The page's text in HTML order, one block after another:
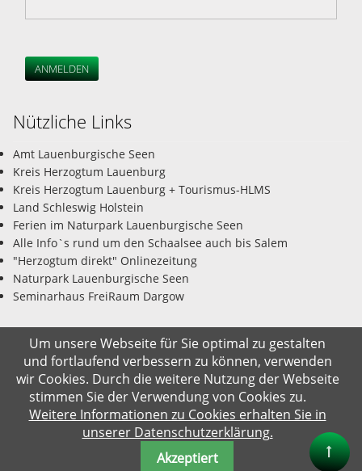
ANMELDEN
Nützliche Links
Amt Lauenburgische Seen
Kreis Herzogtum Lauenburg
Kreis Herzogtum Lauenburg + Tourismus-HLMS
Land Schleswig Holstein
Ferien im Naturpark Lauenburgische Seen
Alle Info`s rund um den Schaalsee auch bis Salem
"Herzogtum direkt" Onlinezeitung
Naturpark Lauenburgische Seen
Seminarhaus FreiRaum Dargow
© Gemeinde Salem-Dargow 08.08.2026
Impressum Datenschutz Kontakt Suche
Um unsere Webseite für Sie optimal zu gestalten
und fortlaufend verbessern zu können, verwenden
wir Cookies. Durch die weitere Nutzung der Webseite
stimmen Sie der Verwendung von Cookies zu.
Weitere Informationen zu Cookies erhalten Sie in
unserer Datenschutzerklärung.
Akzeptiert